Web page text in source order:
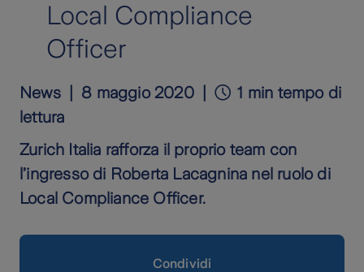
Local Compliance
Officer
News 8 maggio 2020
1 min tempo di
lettura
Zurich Italia rafforza il proprio team con
l’ingresso di Roberta Lacagnina nel ruolo di
Local Compliance Officer.
Condividi